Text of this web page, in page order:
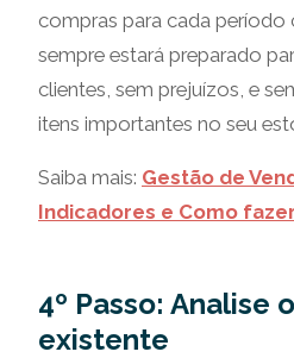
compras para cada período
sempre estará preparado
clientes, sem prejuízos, e
itens importantes no seu
Saiba mais: Gestão de
Indicadores e Como fazer
4º Passo: Analise
existente